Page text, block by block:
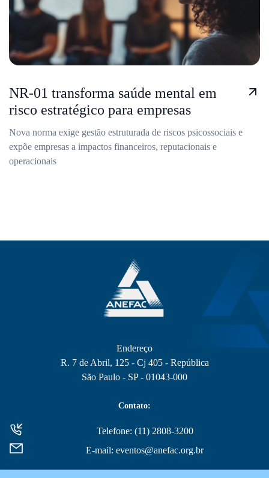
NR-01 transforma saúde mental em
risco estratégico para empresas
Nova norma exige gestão estruturada de riscos psicossociais e
expõe empresas a impactos financeiros, reputacionais e
operacionais
Endereço
R. 7 de Abril, 125 - Cj 405 - República
São Paulo - SP - 01043-000
Contato:
Telefone: (11) 2808-3200
E-mail: eventos@anefac.org.br